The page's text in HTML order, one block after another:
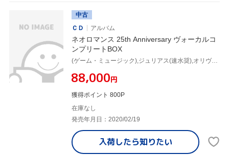
中古
ＣＤ
アルバム
ネオロマンス 25th Anniversary ヴォーカルコ
ンプリートBOX
(ゲーム・ミュージック),ジュリアス(速水奨),オリヴィエ(子安武人),エルンスト(森川智之),リュミエール&ルヴァ(飛田展男&関俊彦),ランディ(神奈延年),ゼフェル(岩田光央),オスカー(堀内賢雄)
¥88,000円
獲得ポイント 800P
在庫なし
発売年月日：2020/02/19
入荷したら知りたい